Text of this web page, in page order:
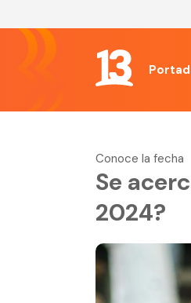
Conoce la fecha
Se
2024?